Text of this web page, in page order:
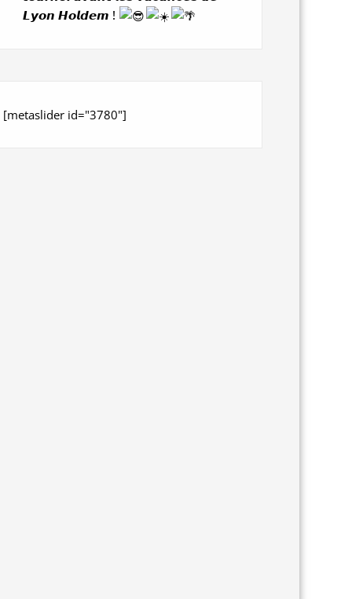
𝙇𝙮𝙤𝙣 𝙃𝙤𝙡𝙙𝙚𝙢 !
[metaslider id="3780"]